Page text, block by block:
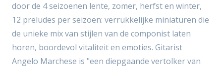
door de 4 seizoenen lente, zomer, herfst en winter,
12 preludes per seizoen: verrukkelijke miniaturen die
de unieke mix van stijlen van de componist laten
horen, boordevol vitaliteit en emoties. Gitarist
Angelo Marchese is "een diepgaande vertolker van